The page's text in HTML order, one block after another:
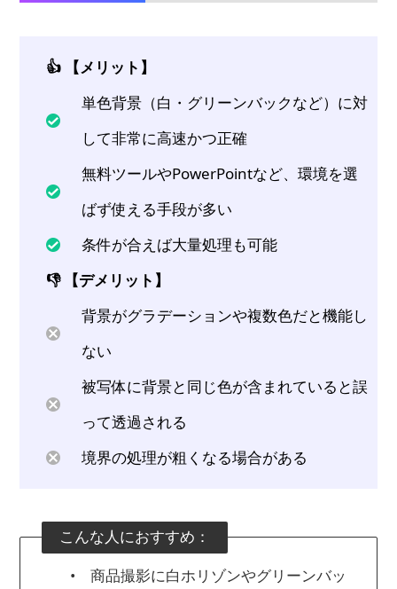
👍 【メリット】
単色背景（白・グリーンバックなど）に対
して非常に高速かつ正確
無料ツールやPowerPointなど、環境を選
ばず使える手段が多い
条件が合えば大量処理も可能
👎 【デメリット】
背景がグラデーションや複数色だと機能し
ない
被写体に背景と同じ色が含まれていると誤
って透過される
境界の処理が粗くなる場合がある
こんな人におすすめ：
• 商品撮影に白ホリゾンやグリーンバッ